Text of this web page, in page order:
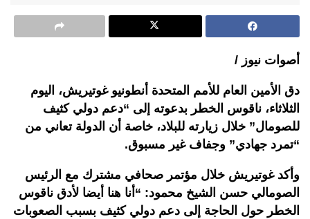
أصوات نيوز /
دق الأمين العام للأمم المتحدة أنطونيو غوتيريش، اليوم
الثلاثاء، ناقوس الخطر بدعوته إلى “دعم دولي كثيف
للصومال” خلال زيارته للبلاد، خاصة أن الدولة تعاني من
“تمرد جهادي” وجفاف غير مسبوق.
وأكد غوتيريش خلال مؤتمر صحافي مشترك مع الرئيس
الصومالي حسن الشيخ محمود: “أنا هنا أيضا لأدق ناقوس
الخطر حول الحاجة إلى دعم دولي كثيف بسبب الصعوبات